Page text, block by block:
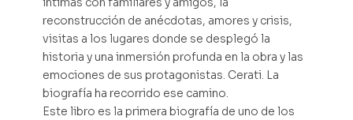
reconstrucción de anécdotas, amores y crisis,
visitas a los lugares donde se desplegó la
historia y una inmersión profunda en la obra y las
emociones de sus protagonistas. Cerati. La
biografía ha recorrido ese camino.
Este libro es la primera biografía de uno de los